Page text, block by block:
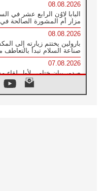
08.08.2026
البابا لاوُن الرابع عشر في
مزار أم المشورة الصالحة في
08.08.2026
بارولين يختتم زيارته إلى
صناعة السلام تبدأ بالتعاطف
07.08.2026
صدور بيان ختامي لأول
بمشاركة الدائرة الفاتيكانية
07.08.2026